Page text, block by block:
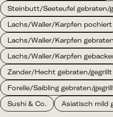
Steinbutt/Seeteufel gebraten/
Lachs/Waller/Karpfen pochiert
Lachs/Waller/Karpfen
Lachs/Waller/Karpfen
Zander/Hecht gebraten/gegrillt
Forelle/Saibling gebraten/
Sushi & Co.
Asiatisch mild